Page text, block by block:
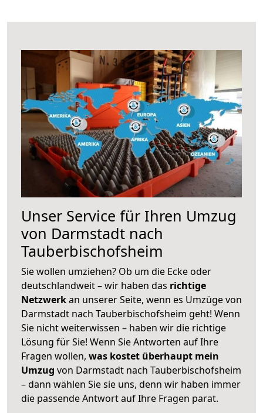
Unser Service für Ihren Umzug
von Darmstadt nach
Tauberbischofsheim
Sie wollen umziehen? Ob um die Ecke oder
deutschlandweit – wir haben das richtige
Netzwerkan unserer Seite, wenn es Umzüge von
Darmstadt nach Tauberbischofsheim geht! Wenn
Sie nicht weiterwissen – haben wir die richtige
Lösung für Sie! Wenn Sie Antworten auf Ihre
Fragen wollen, was kostet überhaupt mein
Umzug von Darmstadt nach Tauberbischofsheim
– dann wählen Sie sie uns, denn wir haben immer
die passende Antwort auf Ihre Fragen parat.